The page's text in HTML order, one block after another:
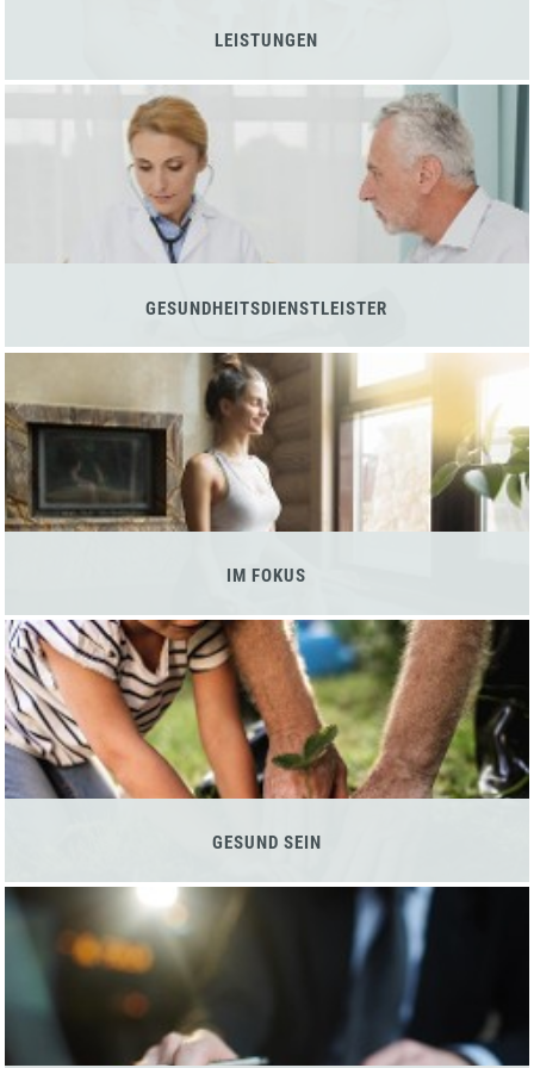
LEISTUNGEN
GESUNDHEITSDIENSTLEISTER
IM FOKUS
GESUND SEIN